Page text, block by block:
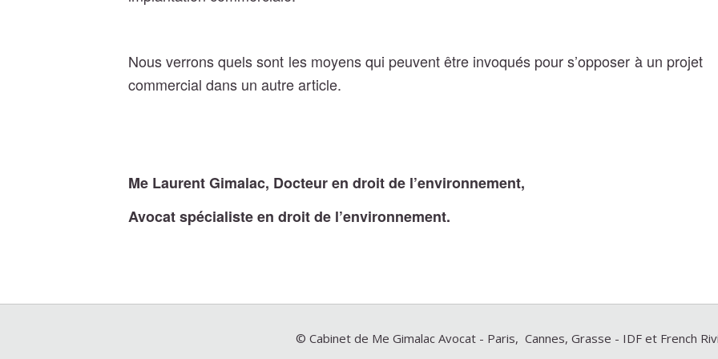
Nous verrons quels sont les moyens qui peuvent être invoqués pour s’opposer à un projet
commercial dans un autre article.
Me Laurent Gimalac, Docteur en droit de l’environnement,
Avocat spécialiste en droit de l’environnement.
© Cabinet de Me Gimalac Avocat - Paris, Cannes, Grasse - IDF et French